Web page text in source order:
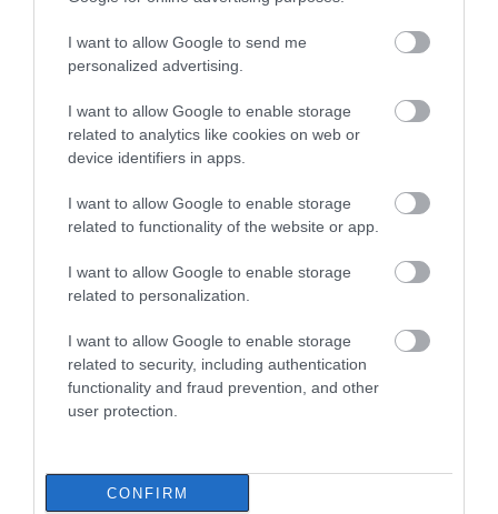
I want to allow Google to send me
personalized advertising.
I want to allow Google to enable storage
related to analytics like cookies on web or
device identifiers in apps.
I want to allow Google to enable storage
related to functionality of the website or app.
I want to allow Google to enable storage
related to personalization.
I want to allow Google to enable storage
related to security, including authentication
functionality and fraud prevention, and other
user protection.
CONFIRM
εξέδωσε ανακοίνωση για το
βουλευτή Σίμο Κεδίκογλου- Τι
αναφέρει
Εύβοια: «Πλιάτσικο» σε έργο
ανάπλασης παραλίας – Η
αντιδράσεις
08.08.2026 | 10:20
κοιμητήριο της
Εύβοιας: Δείτε τι
Α. Ο. Χαλκίς: Πρώτο
φιλικό σήμερα για νέα